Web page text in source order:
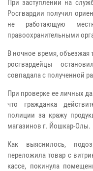
При заступлении на
Росгвардии получил
не работающую
правоохранительными
В ночное время, объезжая
росгвардейцы
совпадала с полученной
При проверке ее личных
что гражданка
полиции за кражу
магазинов г. Йошкар-Олы.
Как выяснилось,
переложила товар с
кассе, покинула